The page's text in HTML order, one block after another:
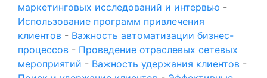
маркетинговых исследований и интервью -
Использование программ привлечения
клиентов - Важность автоматизации бизнес-
процессов - Проведение отраслевых сетевых
мероприятий - Важность удержания клиентов -